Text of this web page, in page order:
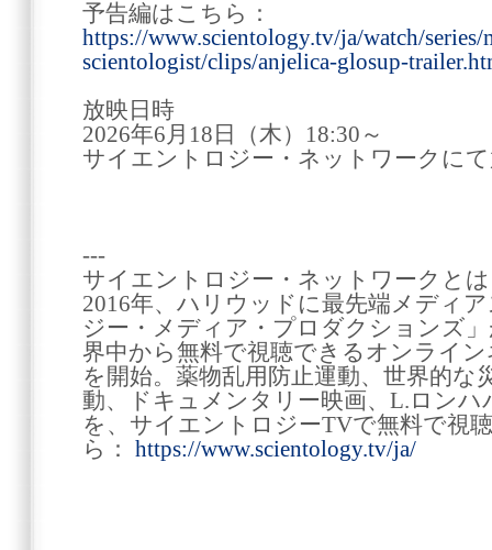
予告編はこちら：
https://www.scientology.tv/ja/watch/series/
scientologist/clips/anjelica-glosup-
放映日時
2026年6月18日（木）18:30～
サイエントロジー・ネットワークに
---
サイエントロジー・ネットワークと
2016年、ハリウッドに最先端メディ
ジー・メディア・プロダクションズ
界中から無料で視聴できるオンライ
を開始。薬物乱用防止運動、世界的な
動、ドキュメンタリー映画、L.ロン
を、サイエントロジーTVで無料で視
ら： https://www.scientology.tv/ja/